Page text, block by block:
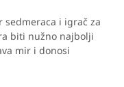
sedmeraca i igrač za
biti nužno najbolji
mir i donosi